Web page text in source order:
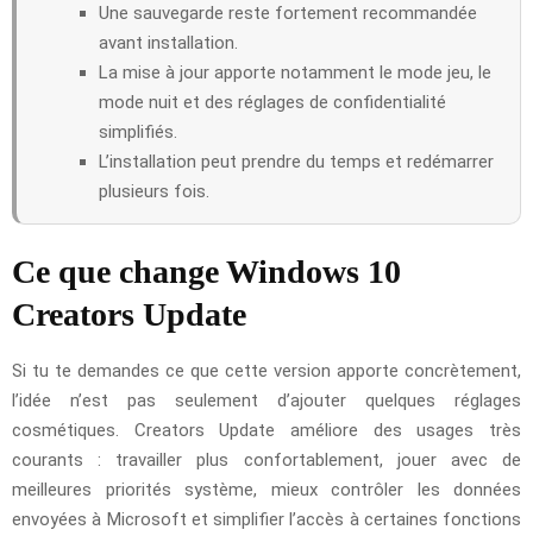
Une sauvegarde reste fortement recommandée
avant installation.
La mise à jour apporte notamment le mode jeu, le
mode nuit et des réglages de confidentialité
simplifiés.
L’installation peut prendre du temps et redémarrer
plusieurs fois.
Ce que change Windows 10
Creators Update
Si tu te demandes ce que cette version apporte concrètement,
l’idée n’est pas seulement d’ajouter quelques réglages
cosmétiques. Creators Update améliore des usages très
courants : travailler plus confortablement, jouer avec de
meilleures priorités système, mieux contrôler les données
envoyées à Microsoft et simplifier l’accès à certaines fonctions